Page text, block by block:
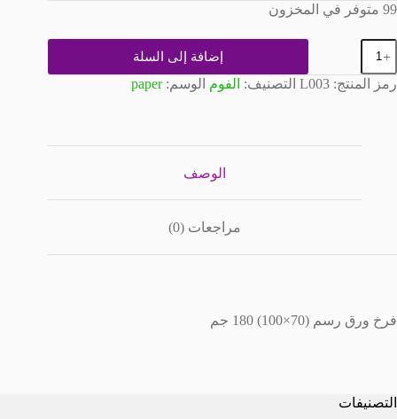
هو:
هو:
99 متوفر في المخزون
كمية
فرخ
ورق
رسم
إضافة إلى السلة
رمز المنتج: L003 التصنيف: الفوم الوسم:paper
الوصف
مراجعات (0)
فرخ ورق رسم (70×100) 180 جم
التصنيفات